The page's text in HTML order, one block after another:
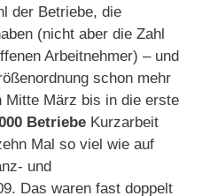
der Betriebe, die
(nicht aber die Zahl
Arbeitnehmer) – und
schon mehr
Mitte März bis in die erste
Betriebe Kurzarbeit
Mal so viel wie auf
und
Das waren fast doppelt